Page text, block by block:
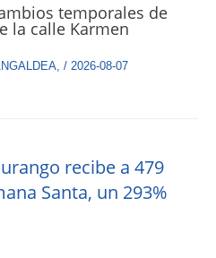
temporales de
la calle Karmen
/ 2026-08-07
recibe a 479
Santa, un 293%